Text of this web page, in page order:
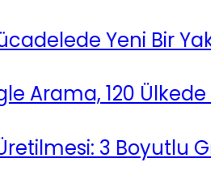
Yeni Bir
120 Ülkede
3 Boyutlu Gıda